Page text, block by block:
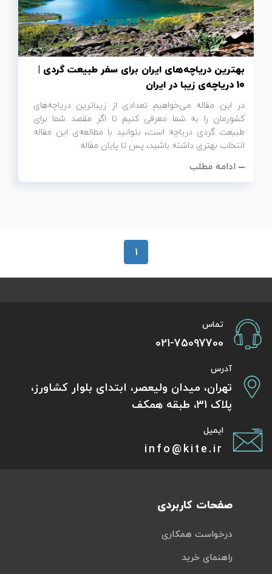
بهترین دریاچه‌های ایران برای سفر طبیعت گردی |
10 دریاچه‌ی زیبا در ایران
در این مقاله می‌خواهیم تعدادی از زیباترین دریاچه‌های
کشورمان را به شما معرفی کنیم تا اگر مقصد شما برای
طبیعت گردی دریاچه است، بتوانید با مطالعه‌ی این مقاله
انتخاب بهتری داشته باشید، پس تا پایان مقاله
ادامه مطلب
1
تماس
021-75097700
آدرس
تهران، میدان ولیعصر، ابتدای بلوار کشاورز،
پلاک 31، طبقه همکف
ایمیل
info@kite.ir
صفحات کاربردی
درخواست همکاری
راهنمای خرید
تور سوباتان
تور چابهار
تور مرداب هسل
تور کاشان
تور اصفهان